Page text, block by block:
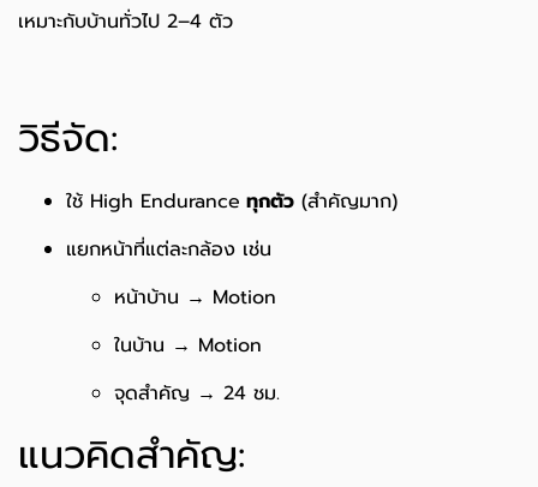
เหมาะกับบ้านทั่วไป 2–4 ตัว
วิธีจัด:
ใช้ High Endurance ทุกตัว (สำคัญมาก)
แยกหน้าที่แต่ละกล้อง เช่น
หน้าบ้าน → Motion
ในบ้าน → Motion
จุดสำคัญ → 24 ชม.
แนวคิดสำคัญ: